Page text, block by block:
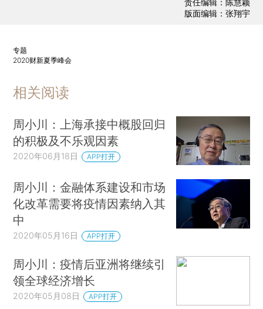
责任编辑：陈慧颖
版面编辑：张翔宇
专题
2020财新夏季峰会
相关阅读
周小川：上海承接中概股回归
的积极及不乐观因素
2020年06月18日 APP打开
周小川：金融体系建设和市场
化改革需要将疫情因素纳入其
中
2020年05月16日 APP打开
周小川：疫情后亚洲将继续引
领全球经济增长
2020年05月08日 APP打开